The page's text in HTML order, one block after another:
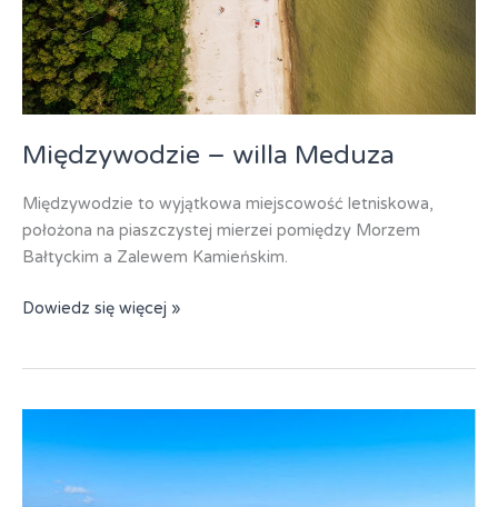
Międzywodzie – willa Meduza
Międzywodzie to wyjątkowa miejscowość letniskowa,
położona na piaszczystej mierzei pomiędzy Morzem
Bałtyckim a Zalewem Kamieńskim.
Międzywodzie
Dowiedz się więcej »